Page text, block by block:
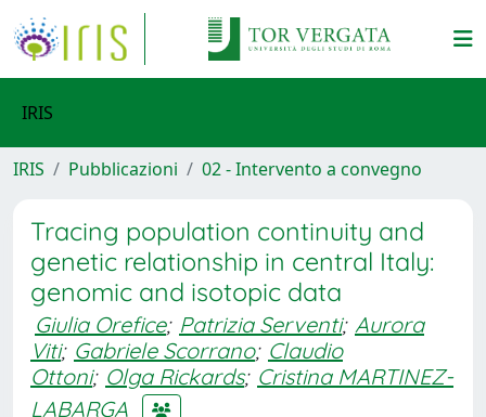
IRIS
IRIS Pubblicazioni 02 - Intervento a convegno
Tracing population continuity and
genetic relationship in central Italy:
genomic and isotopic data
Giulia Orefice; Patrizia Serventi; Aurora
Viti; Gabriele Scorrano; Claudio
Ottoni; Olga Rickards; Cristina MARTINEZ-
LABARGA